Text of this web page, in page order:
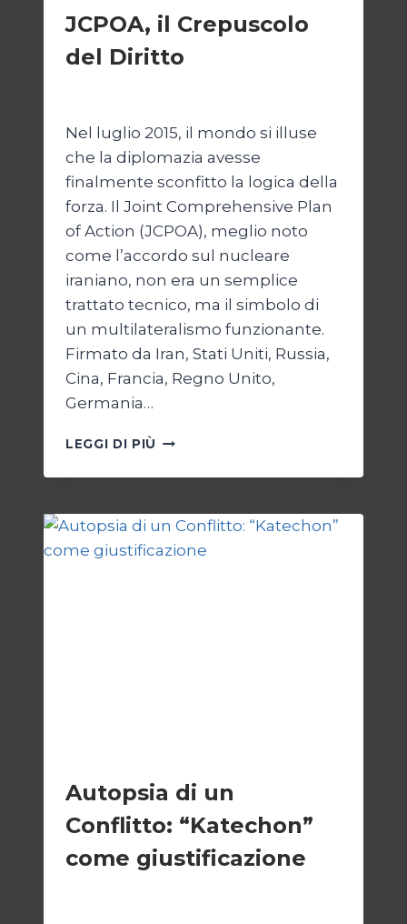
JCPOA, il Crepuscolo
del Diritto
Nel luglio 2015, il mondo si illuse
che la diplomazia avesse
finalmente sconfitto la logica della
forza. Il Joint Comprehensive Plan
of Action (JCPOA), meglio noto
come l’accordo sul nucleare
iraniano, non era un semplice
trattato tecnico, ma il simbolo di
un multilateralismo funzionante.
Firmato da Iran, Stati Uniti, Russia,
Cina, Francia, Regno Unito,
Germania…
LEGGI DI PIÙ JCPOA,
CREPUSCOLO
DIRITTO
Autopsia di un
Conflitto: “Katechon”
come giustificazione